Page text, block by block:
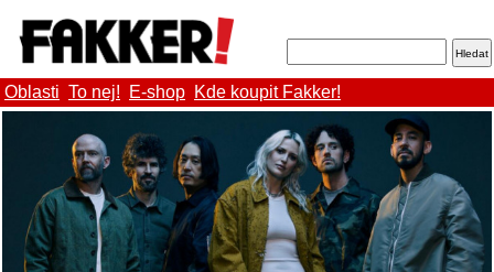
Oblasti To nej! E-shop Kde koupit Fakker!